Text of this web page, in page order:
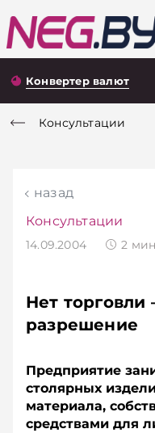
Конвертер валют
Консультации
назад
Консультации
14.09.2004 2 мин
Нет
разрешение
Предприятие
столярных
материала,
средствами для